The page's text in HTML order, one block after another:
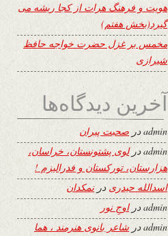
هویت و فرهنگ هرات از کجا ریشه می
گیرد(بخش هفتم)
مخمس بر غزل حضرت خواجه حافظ
شیرازی
آخرین دیدگاه‌ها
adminدر صحبت پیران
admin درلوی پشتونستان، خراسان،
هزارستان، تورکستان و فدرالیزم !
اسدالله حیدری درنمکدان
adminدراوجِ نور
adminدر شاعر بانوی هنرمند ، هما